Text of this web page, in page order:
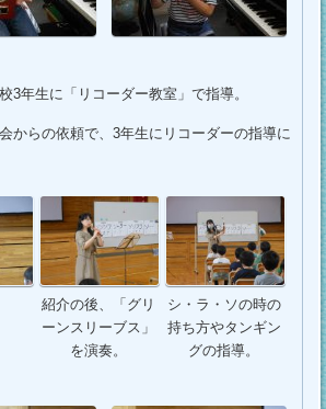
3年生に「リコーダー教室」で指導。
からの依頼で、3年生にリコーダーの指導に
紹介の後、「グリ
ーンスリーブス」
を演奏。
シ・ラ・ソの時の
持ち方やタンギン
グの指導。